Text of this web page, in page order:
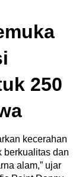
250
kecerahan
berkualitas dan
alam,” ujar